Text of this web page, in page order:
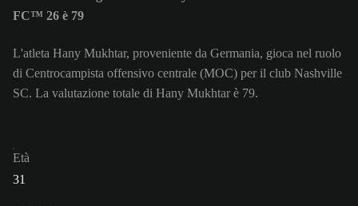
FC™ 26 è 79
L'atleta Hany Mukhtar, proveniente da Germania, gioca nel ruolo
di Centrocampista offensivo centrale (MOC) per il club Nashville
SC. La valutazione totale di Hany Mukhtar è 79.
Età
31